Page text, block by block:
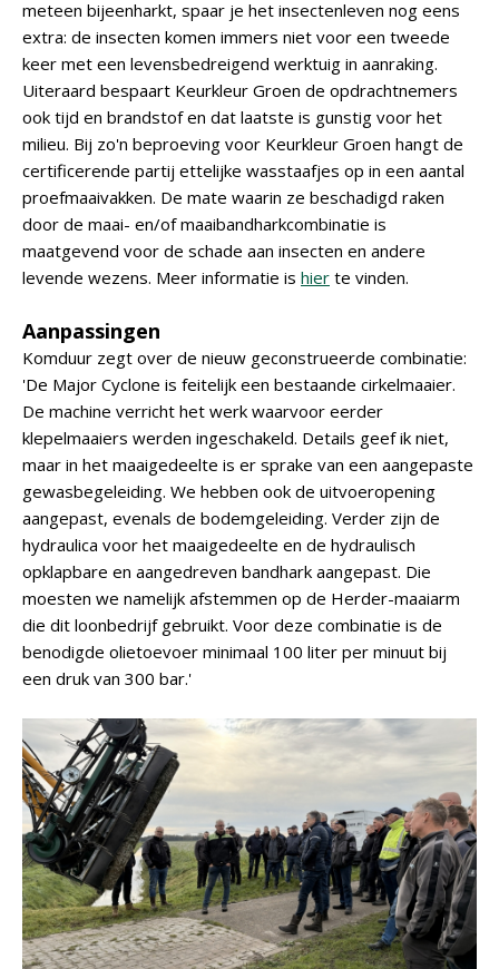
meteen bijeenharkt, spaar je het insectenleven nog eens
extra: de insecten komen immers niet voor een tweede
keer met een levensbedreigend werktuig in aanraking.
Uiteraard bespaart Keurkleur Groen de opdrachtnemers
ook tijd en brandstof en dat laatste is gunstig voor het
milieu. Bij zo'n beproeving voor Keurkleur Groen hangt de
certificerende partij ettelijke wasstaafjes op in een aantal
proefmaaivakken. De mate waarin ze beschadigd raken
door de maai- en/of maaibandharkcombinatie is
maatgevend voor de schade aan insecten en andere
levende wezens. Meer informatie is hier te vinden.
Aanpassingen
Komduur zegt over de nieuw geconstrueerde combinatie:
'De Major Cyclone is feitelijk een bestaande cirkelmaaier.
De machine verricht het werk waarvoor eerder
klepelmaaiers werden ingeschakeld. Details geef ik niet,
maar in het maaigedeelte is er sprake van een aangepaste
gewasbegeleiding. We hebben ook de uitvoeropening
aangepast, evenals de bodemgeleiding. Verder zijn de
hydraulica voor het maaigedeelte en de hydraulisch
opklapbare en aangedreven bandhark aangepast. Die
moesten we namelijk afstemmen op de Herder-maaiarm
die dit loonbedrijf gebruikt. Voor deze combinatie is de
benodigde olietoevoer minimaal 100 liter per minuut bij
een druk van 300 bar.'